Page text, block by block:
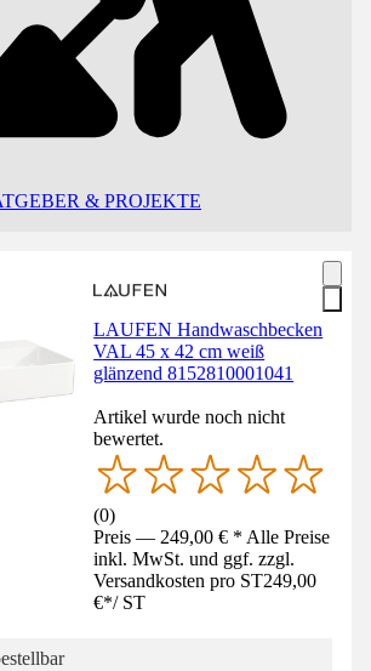
& PROJEKTE
LAUFEN Handwaschbecken
VAL 45 x 42 cm weiß
glänzend 8152810001041
Artikel wurde noch nicht
bewertet.
(0)
Preis — 249,00 € * Alle Preise
inkl. MwSt. und ggf. zzgl.
Versandkosten pro ST249,00
€*/ ST